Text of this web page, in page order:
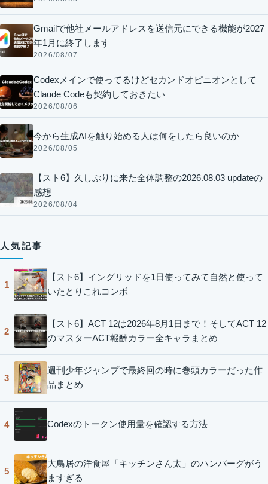
Gmailで他社メールアドレスを送信元にできる機能が2027
年1月に終了します
2026/08/07
Codexメインで使ってるけどセカンドオピニオンとして
Claude Codeも契約しておきたい
2026/08/06
今から生成AIを触り始める人は何をしたら良いのか
2026/08/05
【スト6】久しぶりに来た全体調整の2026.08.03 updateの
感想
2026/08/04
人気記事
1
【スト6】イングリッドを1日使ってみて自然と使って
いたとりこれコンボ
2
【スト6】ACT 12は2026年8月1日まで！そしてACT 12
のマスターACT報酬カラー全キャラまとめ
3
週刊少年ジャンプで最終回の時に巻頭カラーだった作
品まとめ
4 Codexのトークン使用量を確認する方法
5
大鳥居の洋食屋「キッチンさん太」のハンバーグがう
ますぎる